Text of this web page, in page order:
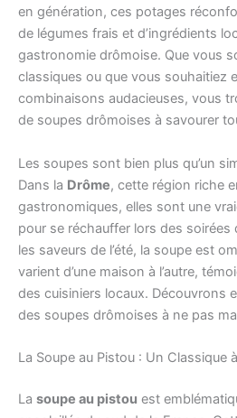
en génération, ces potages
de légumes frais et d’ingrédients
gastronomie drômoise. Que vous
classiques ou que vous souhaitiez
combinaisons audacieuses, vous
de soupes drômoises à savourer
Les soupes sont bien plus qu’un
Dans la Drôme, cette région riche
gastronomiques, elles sont une
pour se réchauffer lors des soirées
les saveurs de l’été, la soupe est
varient d’une maison à l’autre,
des cuisiniers locaux. Découvrons
des soupes drômoises à ne pas
La Soupe au Pistou : Un Classique
La soupe au pistou est